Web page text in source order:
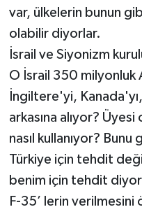
var, ülkelerin bunun
olabilir diyorlar.
İsrail ve Siyonizm
O İsrail 350 milyonluk
İngiltere'yi, Kanada'yı,
arkasına alıyor?
nasıl kullanıyor?
Türkiye için tehdit
benim için tehdit diyor.
F-35’ lerin verilmesini